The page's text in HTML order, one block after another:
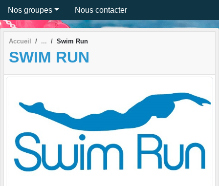
Nos groupes Nous contacter
Accueil Swim Run
SWIM RUN